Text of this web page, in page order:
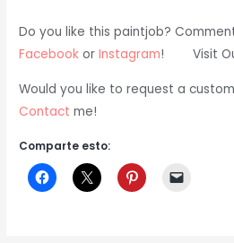
Do you like this paintjob?
Facebook orInstagram! Visit
Would you like to request a
Contact me!
Comparte esto: